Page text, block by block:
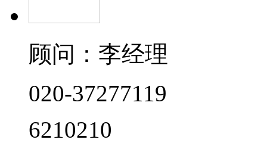
顾问：李经理
020-37277119
6210210